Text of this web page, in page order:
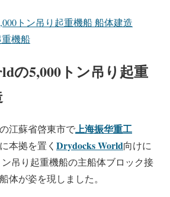
トン吊り起重機船 船体建造
機船
の5,000トン吊り起重
江蘇省啓東市で上海振华重工
本拠を置く Drydocks World向けに
吊り起重機船の主船体ブロック接
体が姿を現しました。